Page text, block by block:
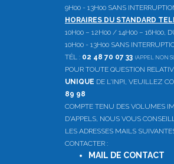
9H00 - 13H00 SANS
HORAIRES DU STANDARD
10H00 – 12H00 / 14H00 – 16H00,
10H00 - 13H00 SANS
TÉL : 02 48 70 07 33 (APPEL NON
POUR TOUTE QUESTION
UNIQUE DE L'INPI, VEUILLEZ
89 98
COMPTE TENU DES VOLUMES
D'APPELS, NOUS VOUS
LES ADRESSES MAILS
CONTACTER :
MAIL DE CONTACT